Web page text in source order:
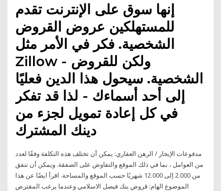
إنها سوق على الإنترنت تقدم
للمستهلكين عروض القروض
الشخصية. فكر في الأمر مثل
Zillow - ولكن للقروض
الشخصية. سيحول هذا الدين فعليًا
إلى أحد أسماءك - لذا قد تفكر
في كل إعادة تمويل لجزء من
دينك المشترك
مدفوعات الإيجار / الرهن العقاري: يمكن أن تختلف هذه التكلفة وفقًا لعدد
من العوامل ، بما في ذلك الموقع والتفاوض على الصفقة. ويمكن أن تنفق
من 2.000 إلى 12.000 شهريًا حسب الموقع والمساحة. اقرأ ايضًا عن هذا
الموضوع الهام: قروض بنك فيصل الاسلامي وعندما يرغب المقترض